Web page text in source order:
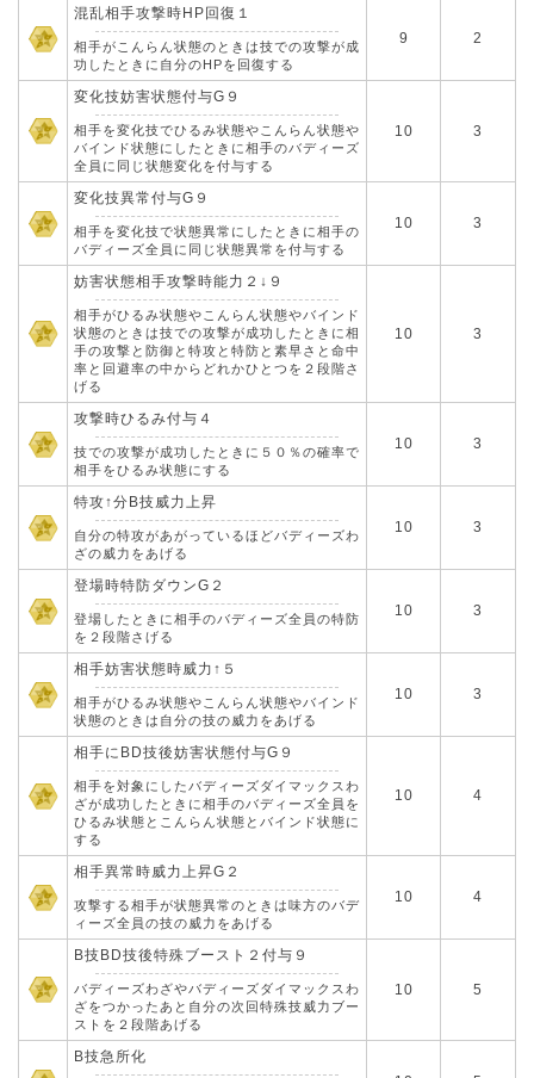
混乱相手攻撃時HP回復１
相手がこんらん状態のときは技での攻撃が成
功したときに自分のHPを回復する
9 2
変化技妨害状態付与G９
相手を変化技でひるみ状態やこんらん状態や
バインド状態にしたときに相手のバディーズ
全員に同じ状態変化を付与する
10 3
変化技異常付与G９
相手を変化技で状態異常にしたときに相手の
バディーズ全員に同じ状態異常を付与する
10 3
妨害状態相手攻撃時能力２↓９
相手がひるみ状態やこんらん状態やバインド
状態のときは技での攻撃が成功したときに相
手の攻撃と防御と特攻と特防と素早さと命中
率と回避率の中からどれかひとつを２段階さ
げる
10 3
攻撃時ひるみ付与４
技での攻撃が成功したときに５０％の確率で
相手をひるみ状態にする
10 3
特攻↑分B技威力上昇
自分の特攻があがっているほどバディーズわ
ざの威力をあげる
10 3
登場時特防ダウンG２
登場したときに相手のバディーズ全員の特防
を２段階さげる
10 3
相手妨害状態時威力↑５
相手がひるみ状態やこんらん状態やバインド
状態のときは自分の技の威力をあげる
10 3
相手にBD技後妨害状態付与G９
相手を対象にしたバディーズダイマックスわ
ざが成功したときに相手のバディーズ全員を
ひるみ状態とこんらん状態とバインド状態に
する
10 4
相手異常時威力上昇G２
攻撃する相手が状態異常のときは味方のバデ
ィーズ全員の技の威力をあげる
10 4
B技BD技後特殊ブースト２付与９
バディーズわざやバディーズダイマックスわ
ざをつかったあと自分の次回特殊技威力ブー
ストを２段階あげる
10 5
B技急所化